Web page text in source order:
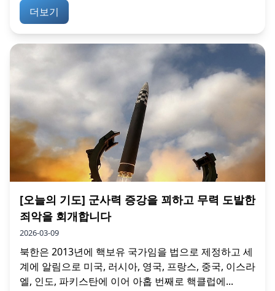
더보기
[오늘의 기도] 군사력 증강을 꾀하고 무력 도발한
죄악을 회개합니다
2026-03-09
북한은 2013년에 핵보유 국가임을 법으로 제정하고 세
계에 알림으로 미국, 러시아, 영국, 프랑스, 중국, 이스라
엘, 인도, 파키스탄에 이어 아홉 번째로 핵클럽에...